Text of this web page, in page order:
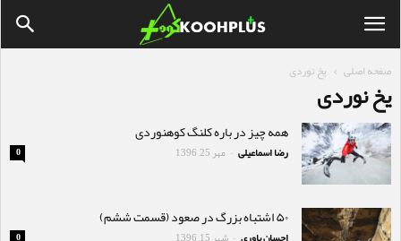
صفحه اصلی یخ نوردی
یخ نوردی
همه چیز در باره کلنگ کوهنوردی
رضا اسماعیلی - مهر 25, 1396 0
۵۰ اشتباه بزرگ در صعود (قسمت ششم)
-
0